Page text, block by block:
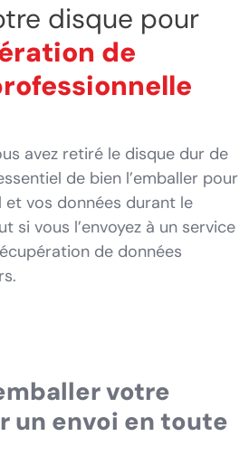
disque pour
de
avez retiré le disque dur de
de bien l’emballer pour
et vos données durant le
vous l’envoyez à un service
de données
votre
un envoi en toute